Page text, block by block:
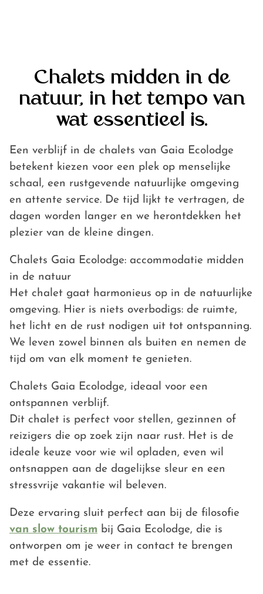
Chalets midden in de
natuur, in het tempo van
wat essentieel is.
Een verblijf in de chalets van Gaia Ecolodge
betekent kiezen voor een plek op menselijke
schaal, een rustgevende natuurlijke omgeving
en attente service. De tijd lijkt te vertragen, de
dagen worden langer en we herontdekken het
plezier van de kleine dingen.
Chalets Gaia Ecolodge: accommodatie midden
in de natuur
Het chalet gaat harmonieus op in de natuurlijke
omgeving. Hier is niets overbodigs: de ruimte,
het licht en de rust nodigen uit tot ontspanning.
We leven zowel binnen als buiten en nemen de
tijd om van elk moment te genieten.
Chalets Gaia Ecolodge, ideaal voor een
ontspannen verblijf.
Dit chalet is perfect voor stellen, gezinnen of
reizigers die op zoek zijn naar rust. Het is de
ideale keuze voor wie wil opladen, even wil
ontsnappen aan de dagelijkse sleur en een
stressvrije vakantie wil beleven.
Deze ervaring sluit perfect aan bij de filosofie
van slow tourism bij Gaia Ecolodge, die is
ontworpen om je weer in contact te brengen
met de essentie.